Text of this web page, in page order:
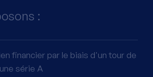
:
financier par le biais d'un tour de
série A